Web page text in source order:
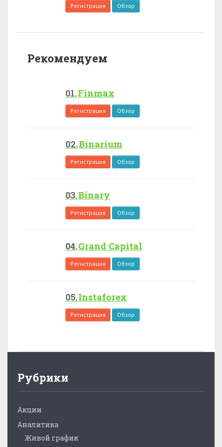
Регистрация Обзор
Рекомендуем
Finmax
Регистрация Обзор
Binarium
Регистрация Обзор
Binary
Регистрация Обзор
Grand Capital
Регистрация Обзор
Instaforex
Регистрация Обзор
Рубрики
Акции
Аналитика
Живой график